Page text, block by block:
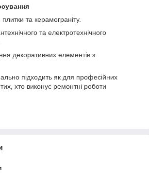
та керамограніту.
та електротехнічного
декоративних елементів з
підходить як для професійних
хто виконує ремонтні роботи